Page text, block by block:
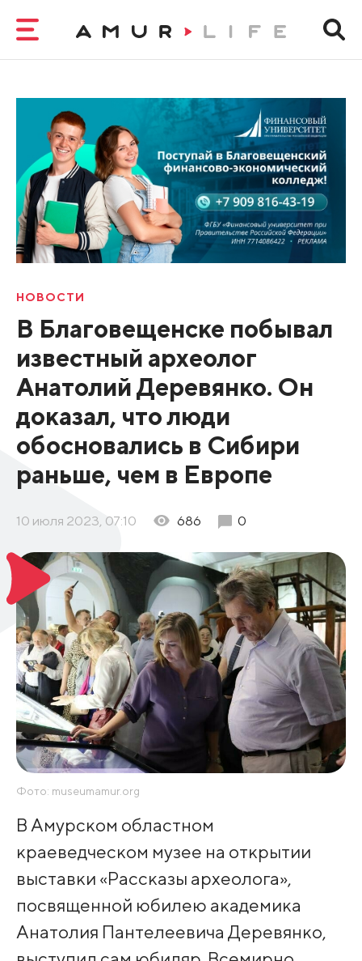
НОВОСТИ
В Благовещенске побывал
известный археолог
Анатолий Деревянко. Он
доказал, что люди
обосновались в Сибири
раньше, чем в Европе
10 июля 2023, 07:10 686 0
Фото: museumamur.org
В Амурском областном
краеведческом музее на открытии
выставки «Рассказы археолога»,
посвященной юбилею академика
Анатолия Пантелеевича Деревянко,